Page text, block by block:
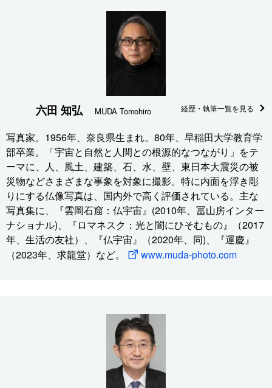
六田 知弘 MUDA Tomohiro 経歴・執筆一覧を見る
写真家。1956年、奈良県生まれ。80年、早稲田大学教育学
部卒業。「宇宙と自然と人間との根源的なつながり」をテ
ーマに、人、風土、建築、石、水、壁、東日本大震災の被
災物などさまざまな事象を対象に撮影。特に内面を浮き彫
りにする仏像写真は、国内外で高く評価されている。主な
写真集に、『雲岡石窟：仏宇宙』(2010年、冨山房インター
ナショナル)、『ロマネスク：光と闇にひそむもの』（2017
年、生活の友社）、『仏宇宙』（2020年、同)、『運慶』
（2023年、求龍堂）など。
www.muda-photo.com